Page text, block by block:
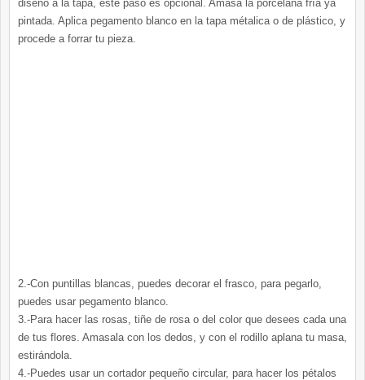
diseño a la tapa, este paso es opcional. Amasa la porcelana fría ya
pintada. Aplica pegamento blanco en la tapa métalica o de plástico, y
procede a forrar tu pieza.
2.-Con puntillas blancas, puedes decorar el frasco, para pegarlo,
puedes usar pegamento blanco.
3.-Para hacer las rosas, tiñe de rosa o del color que desees cada una
de tus flores. Amasala con los dedos, y con el rodillo aplana tu masa,
estirándola.
4.-Puedes usar un cortador pequeño circular, para hacer los pétalos